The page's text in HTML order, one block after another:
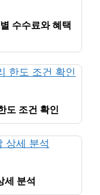
수수료와 혜택
도 조건 확인
세 분석